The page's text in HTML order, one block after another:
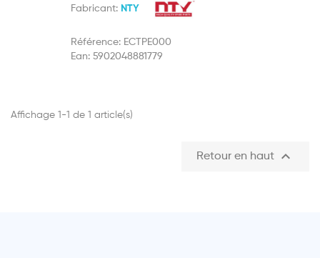
Fabricant: NTY
Référence: ECTPE000
Ean: 5902048881779
Affichage 1-1 de 1 article(s)
Retour en haut 